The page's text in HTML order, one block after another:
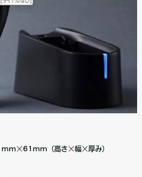
（高さ×幅×厚み）